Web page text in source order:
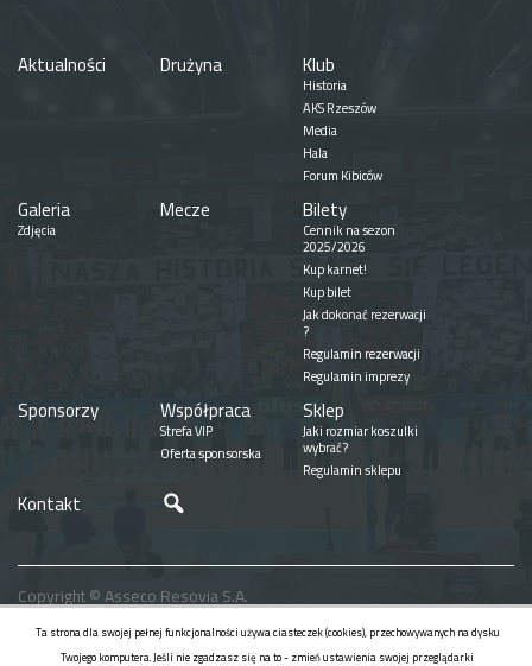
Aktualności Drużyna Klub
Historia
AKS Rzeszów
Media
Hala
Forum Kibiców
Galeria
Zdjęcia
Mecze Bilety
Cennik na sezon
2025/2026
Kup karnet!
Kup bilet
Jak dokonać rezerwacji
?
Regulamin rezerwacji
Regulamin imprezy
Sponsorzy Współpraca
Strefa VIP
Oferta sponsorska
Sklep
Jaki rozmiar koszulki
wybrać?
Regulamin sklepu
Kontakt
Copyright © Asseco Resovia S.A.
Realizacja
Ta strona dla swojej pełnej funkcjonalności używa ciasteczek (cookies), przechowywanych na dysku
Twojego komputera. Jeśli nie zgadzasz się na to - zmień ustawienia swojej przeglądarki